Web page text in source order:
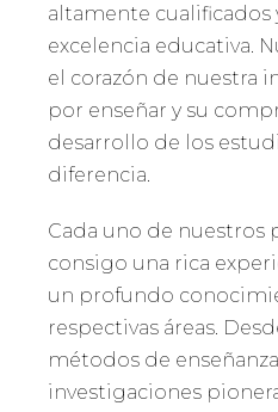
altamente cualificados
excelencia educativa.
el corazón de nuestra
por enseñar y su
desarrollo de los
diferencia.
Cada uno de nuestros
consigo una rica
un profundo
respectivas áreas.
métodos de
investigaciones